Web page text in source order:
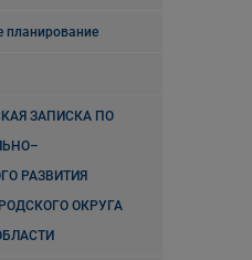
планирование
ЗАПИСКА ПО
РАЗВИТИЯ
ОКРУГА